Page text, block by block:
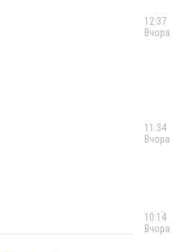
12:37
Вчора
11:34
Вчора
10:14
Вчора